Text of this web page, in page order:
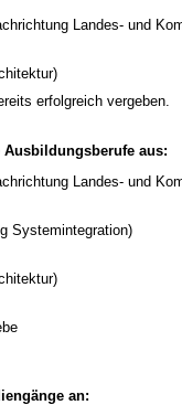
Landes- und
erfolgreich vergeben.
aus:
Landes- und
Systemintegration)
an: